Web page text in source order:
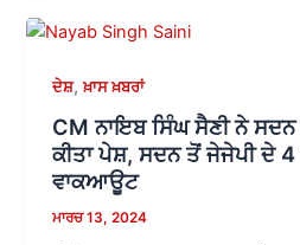
ਦੇਸ਼,ਖ਼ਾਸ ਖ਼ਬਰਾਂ
CM ਨਾਇਬ ਸਿੰਘ ਸੈਣੀ ਨੇ ਸਦਨ
ਕੀਤਾ ਪੇਸ਼, ਸਦਨ ਤੋਂ ਜੇਜੇਪੀ ਦੇ 4
ਵਾਕਆਊਟ
ਮਾਰਚ 13, 2024